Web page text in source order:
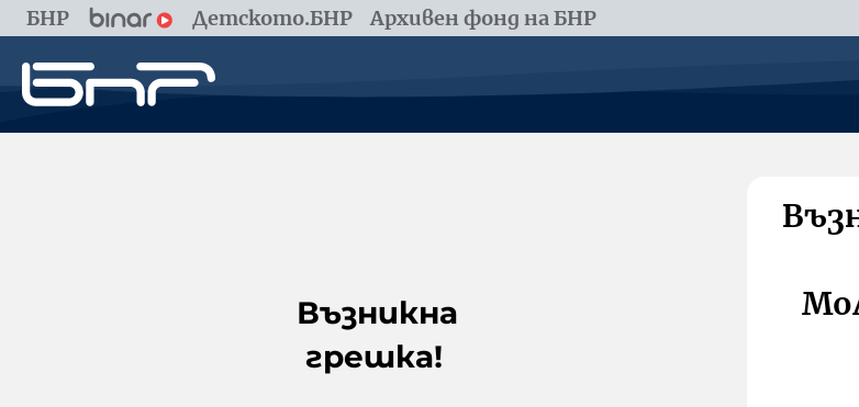
БНР Детското.БНР Архивен фонд на БНР
Възникна
грешка!